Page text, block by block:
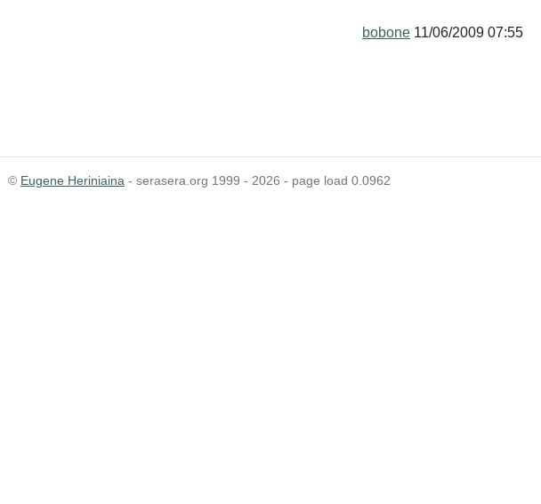
bobone 11/06/2009 07:55
© Eugene Heriniaina - serasera.org 1999 - 2026 - page load 0.0962